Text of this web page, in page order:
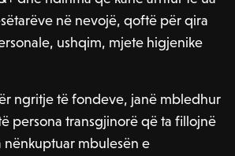
në nevojë, qoftë për qira
ushqim, mjete higjenike
ngritje të fondeve, janë mbledhur
persona transgjinorë që ta fillojnë
nënkuptuar mbulesën e